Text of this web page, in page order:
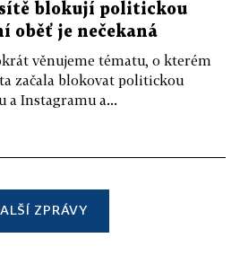
blokují politickou
oběť je nečekaná
věnujeme tématu, o kterém
začala blokovat politickou
a Instagramu a...
ZPRÁVY